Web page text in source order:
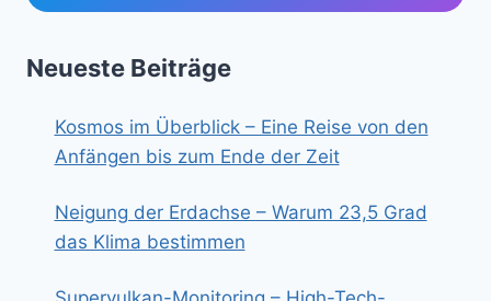
Neueste Beiträge
Kosmos im Überblick – Eine Reise von den
Anfängen bis zum Ende der Zeit
Neigung der Erdachse – Warum 23,5 Grad
das Klima bestimmen